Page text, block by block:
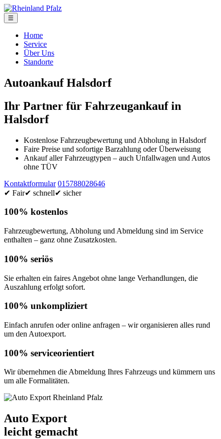
☰
Home
Service
Über Uns
Standorte
Autoankauf Halsdorf
Ihr Partner für Fahrzeugankauf in
Halsdorf
Kostenlose Fahrzeugbewertung und Abholung in Halsdorf
Faire Preise und sofortige Barzahlung oder Überweisung
Ankauf aller Fahrzeugtypen – auch Unfallwagen und Autos
ohne TÜV
Kontaktformular 015788028646
✔ Fair✔ schnell✔ sicher
100% kostenlos
Fahrzeugbewertung, Abholung und Abmeldung sind im Service
enthalten – ganz ohne Zusatzkosten.
100% seriös
Sie erhalten ein faires Angebot ohne lange Verhandlungen, die
Auszahlung erfolgt sofort.
100% unkompliziert
Einfach anrufen oder online anfragen – wir organisieren alles rund
um den Autoexport.
100% serviceorientiert
Wir übernehmen die Abmeldung Ihres Fahrzeugs und kümmern uns
um alle Formalitäten.
Auto Export
leicht gemacht